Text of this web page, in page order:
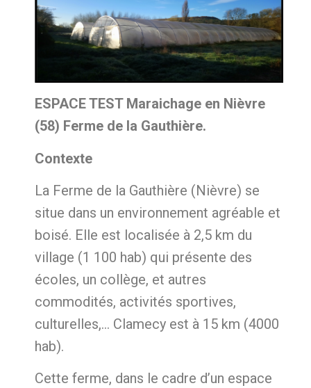
ESPACE TEST Maraichage en Nièvre
(58) Ferme de la Gauthière.
Contexte
La Ferme de la Gauthière (Nièvre) se
situe dans un environnement agréable et
boisé. Elle est localisée à 2,5 km du
village (1 100 hab) qui présente des
écoles, un collège, et autres
commodités, activités sportives,
culturelles,… Clamecy est à 15 km (4000
hab).
Cette ferme, dans le cadre d’un espace